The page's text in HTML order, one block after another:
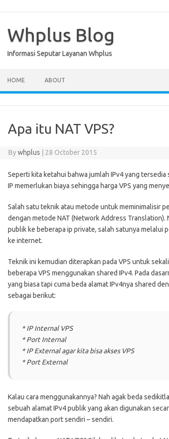
contentWhplus Blog
Informasi Seputar Layanan Whplus
HOME ABOUT
Apa itu NAT VPS?
Bywhplus 28 October 2015
Seperti kita ketahui bahwa jumlah IPv4 yang
IP memerlukan biaya sehingga harga VPS yang
Salah satu teknik atau metode untuk meminimalisir
dengan metode NAT (Network Address
publik ke beberapa ip private, salah satunya melalui
ke internet.
Teknik ini kemudian diterapkan pada VPS untuk
beberapa VPS menggunakan shared IPv4. Pada
yang biasa tapi cuma beda alamat IPv4nya shared
sebagai berikut:
* IP Internal VPS
* Port Internal
* IP External agar kita bisa akses VPS
* Port External
Kalau cara menggunakannya? Nah agak beda
sebuah alamat IPv4 publik yang akan digunakan
mendapatkan port sendiri – sendiri.